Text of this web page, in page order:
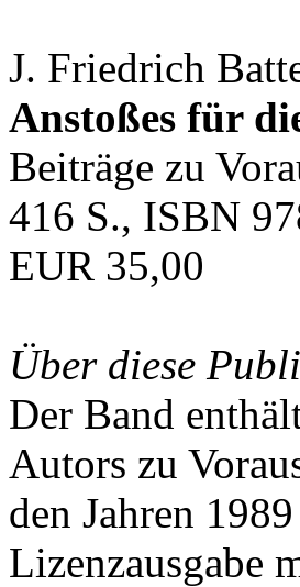
J. Friedrich
Anstoßes für
Beiträge zu
416 S., ISBN
EUR 35,00
Über diese
Der Band
Autors zu
den Jahren
Lizenzausgabe